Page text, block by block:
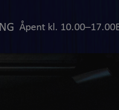
Åpent kl. 10.00–17.00
+